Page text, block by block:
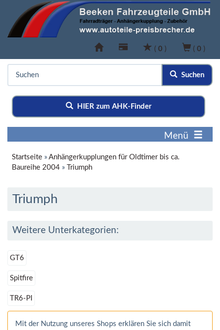
( 0 ) ( 0 )
Suchen
HIER zum AHK-Finder
Menü
Startseite » Anhängerkupplungen für Oldtimer bis ca.
Baureihe 2004 » Triumph
Triumph
Weitere Unterkategorien:
GT6
Spitfire
TR6-PI
Mit der Nutzung unseres Shops erklären Sie sich damit